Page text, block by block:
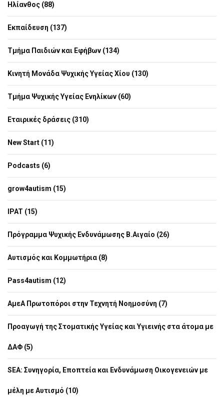
Ηλίανθος (88)
Εκπαίδευση (137)
Τμήμα Παιδιών και Εφήβων (134)
Κινητή Μονάδα Ψυχικής Υγείας Χίου (130)
Τμήμα Ψυχικής Υγείας Ενηλίκων (60)
Εταιρικές δράσεις (310)
New Start (11)
Podcasts (6)
grow4autism (15)
IPAT (15)
Πρόγραμμα Ψυχικής Ενδυνάμωσης Β.Αιγαίο (26)
Αυτισμός και Κομμωτήρια (8)
Pass4autism (12)
ΑμεΑ Πρωτοπόροι στην Τεχνητή Νοημοσύνη (7)
Προαγωγή της Στοματικής Υγείας και Υγιεινής στα άτομα με
ΔΑΦ (5)
SEA: Συνηγορία, Εποπτεία και Ενδυνάμωση Οικογενειών με
μέλη με Αυτισμό (10)